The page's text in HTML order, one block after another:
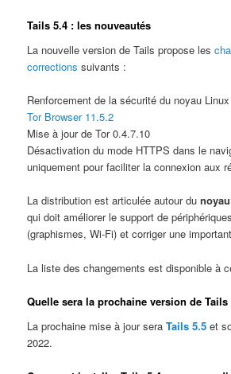
Tails 5.4 : les nouveautés
La nouvelle version de Tails propose les
corrections suivants :
Renforcement de la sécurité du noyau Linux
Tor Browser 11.5.2
Mise à jour de Tor 0.4.7.10
Désactivation du mode HTTPS dans le
uniquement pour faciliter la connexion aux
La distribution est articulée autour du
qui doit améliorer le support de
(graphismes, Wi-Fi) et corriger une
La liste des changements est disponible à
Quelle sera la prochaine version de Tails
La prochaine mise à jour seraTails 5.5 et
2022.